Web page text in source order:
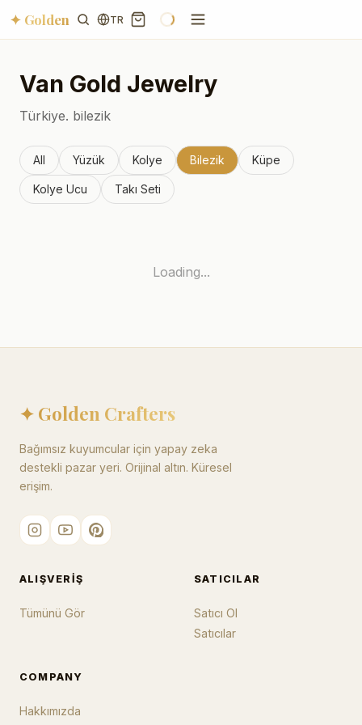
✦ Golden TR
Van Gold Jewelry
Türkiye. bilezik
All Yüzük Kolye Bilezik Küpe
Kolye Ucu Takı Seti
Loading...
✦ Golden Crafters
Bağımsız kuyumcular için yapay zeka
destekli pazar yeri. Orijinal altın. Küresel
erişim.
ALIŞVERIŞ
Tümünü Gör
SATICILAR
Satıcı Ol
Satıcılar
COMPANY
Hakkımızda